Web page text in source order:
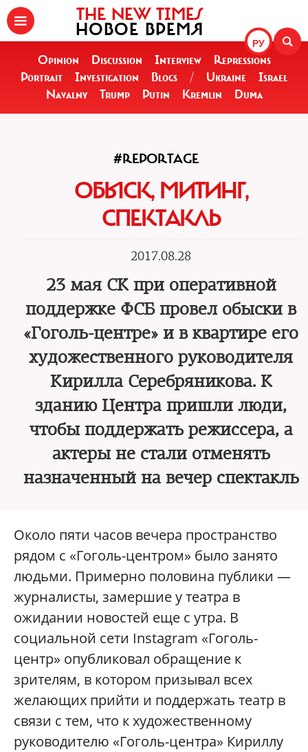
РУ
THE NEW TIMES
НОВОЕ ВРЕМЯ
Opinion Discussion Interview
Repressions
Portrait
Investigation Blogs / Ukraine
Israel
Navalny
Trump Putin Kremlin Duma
#REPORTAGE
ОБЫСК, МИТИНГ,
СПЕКТАКЛЬ
2017.08.28
23 мая СК при оперативной
поддержке ФСБ провел обыски в
«Гоголь-центре» и в квартире его
художественного руководителя
Кирилла Серебряникова. К
зданию Центра пришли люди,
чтобы поддержать режиссера, а
актеры не стали отменять
назначенный на вечер спектакль
Около пяти часов вечера пространство
рядом с «Гоголь-центром» было занято
людьми. Примерно половина публики —
журналисты, замершие у театра в
ожидании новостей еще с утра. В
социальной сети Instagram «Гоголь-
центр» опубликовал обращение к
зрителям, в котором призывал всех
желающих прийти и поддержать театр в
связи с тем, что к художественному
руководителю «Гоголь-центра» Кириллу